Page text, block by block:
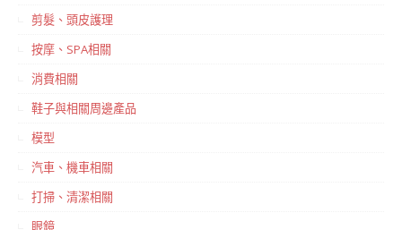
剪髮、頭皮護理
按摩、SPA相關
消費相關
鞋子與相關周邊產品
模型
汽車、機車相關
打掃、清潔相關
眼鏡